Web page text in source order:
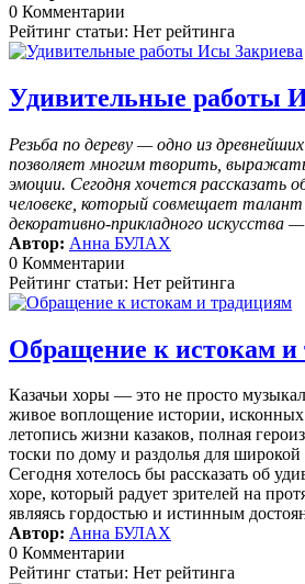
0 Комментарии
Рейтинг статьи: Нет рейтинга
Удивительные работы
Резьба по дереву — одно из
позволяет многим творить,
эмоции. Сегодня хочется рассказать
человеке, который совмещает
декоративно-прикладного искусства
Автор: Анна БУЛАХ
0 Комментарии
Рейтинг статьи: Нет рейтинга
Обращение к истокам и
Казачьи хоры — это не просто
живое воплощение истории,
летопись жизни казаков, полная
тоски по дому и раздолья для
Сегодня хотелось бы рассказать об
хоре, который радует зрителей на
являясь гордостью и истинным
Автор: Анна БУЛАХ
0 Комментарии
Рейтинг статьи: Нет рейтинга